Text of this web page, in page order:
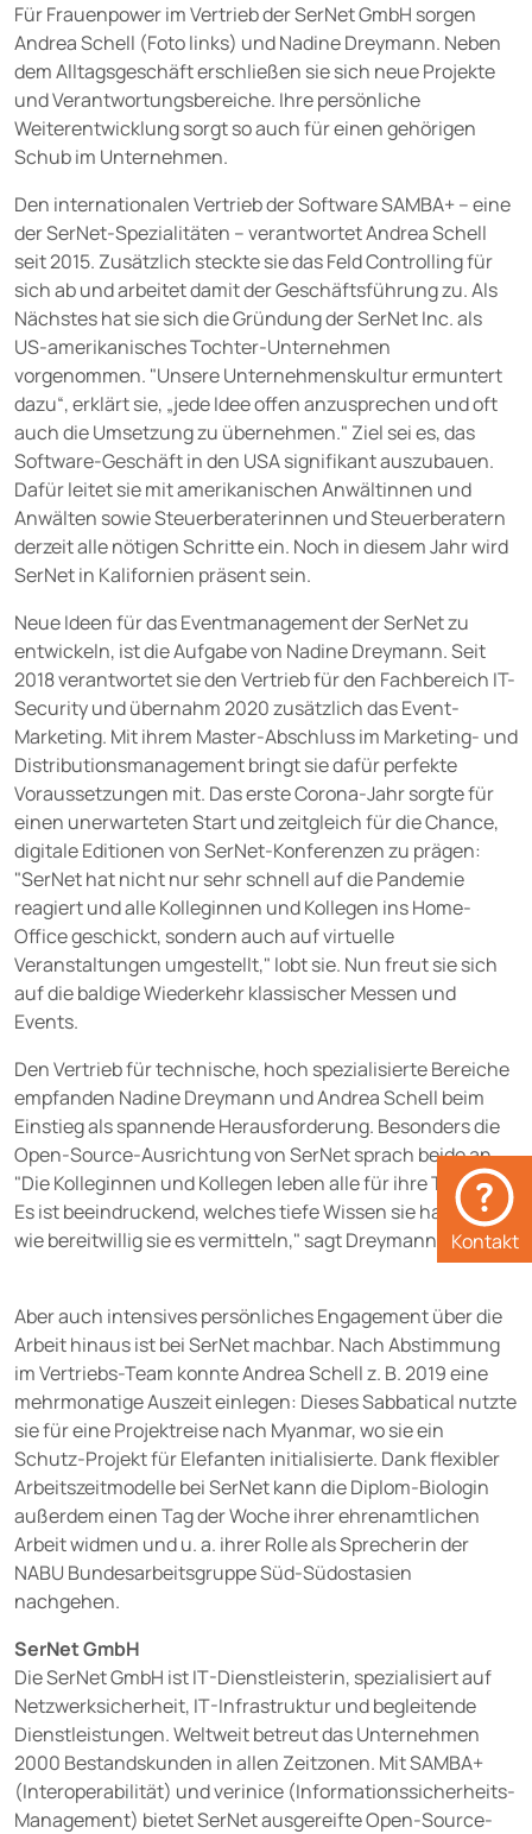
Für Frauenpower im Vertrieb der SerNet GmbH sorgen
Andrea Schell (Foto links) und Nadine Dreymann. Neben
dem Alltagsgeschäft erschließen sie sich neue Projekte
und Verantwortungsbereiche. Ihre persönliche
Weiterentwicklung sorgt so auch für einen gehörigen
Schub im Unternehmen.
Den internationalen Vertrieb der Software SAMBA+ – eine
der SerNet-Spezialitäten – verantwortet Andrea Schell
seit 2015. Zusätzlich steckte sie das Feld Controlling für
sich ab und arbeitet damit der Geschäftsführung zu. Als
Nächstes hat sie sich die Gründung der SerNet Inc. als
US-amerikanisches Tochter-Unternehmen
vorgenommen. "Unsere Unternehmenskultur ermuntert
dazu“, erklärt sie, „jede Idee offen anzusprechen und oft
auch die Umsetzung zu übernehmen." Ziel sei es, das
Software-Geschäft in den USA signifikant auszubauen.
Dafür leitet sie mit amerikanischen Anwältinnen und
Anwälten sowie Steuerberaterinnen und Steuerberatern
derzeit alle nötigen Schritte ein. Noch in diesem Jahr wird
SerNet in Kalifornien präsent sein.
Neue Ideen für das Eventmanagement der SerNet zu
entwickeln, ist die Aufgabe von Nadine Dreymann. Seit
2018 verantwortet sie den Vertrieb für den Fachbereich IT-
Security und übernahm 2020 zusätzlich das Event-
Marketing. Mit ihrem Master-Abschluss im Marketing- und
Distributionsmanagement bringt sie dafür perfekte
Voraussetzungen mit. Das erste Corona-Jahr sorgte für
einen unerwarteten Start und zeitgleich für die Chance,
digitale Editionen von SerNet-Konferenzen zu prägen:
"SerNet hat nicht nur sehr schnell auf die Pandemie
reagiert und alle Kolleginnen und Kollegen ins Home-
Office geschickt, sondern auch auf virtuelle
Veranstaltungen umgestellt," lobt sie. Nun freut sie sich
auf die baldige Wiederkehr klassischer Messen und
Events.
Den Vertrieb für technische, hoch spezialisierte Bereiche
empfanden Nadine Dreymann und Andrea Schell beim
Einstieg als spannende Herausforderung. Besonders die
Open-Source-Ausrichtung von SerNet sprach beide an.
"Die Kolleginnen und Kollegen leben alle für ihre Themen.
Es ist beeindruckend, welches tiefe Wissen sie haben und
wie bereitwillig sie es vermitteln," sagt Dreymann.
Aber auch intensives persönliches Engagement über die
Arbeit hinaus ist bei SerNet machbar. Nach Abstimmung
im Vertriebs-Team konnte Andrea Schell z. B. 2019 eine
mehrmonatige Auszeit einlegen: Dieses Sabbatical nutzte
sie für eine Projektreise nach Myanmar, wo sie ein
Schutz-Projekt für Elefanten initialisierte. Dank flexibler
Arbeitszeitmodelle bei SerNet kann die Diplom-Biologin
außerdem einen Tag der Woche ihrer ehrenamtlichen
Arbeit widmen und u. a. ihrer Rolle als Sprecherin der
NABU Bundesarbeitsgruppe Süd-Südostasien
nachgehen.
SerNet GmbH
Die SerNet GmbH ist IT-Dienstleisterin, spezialisiert auf
Netzwerksicherheit, IT-Infrastruktur und begleitende
Dienstleistungen. Weltweit betreut das Unternehmen
2000 Bestandskunden in allen Zeitzonen. Mit SAMBA+
(Interoperabilität) und verinice (Informationssicherheits-
Management) bietet SerNet ausgereifte Open-Source-
Kontakt